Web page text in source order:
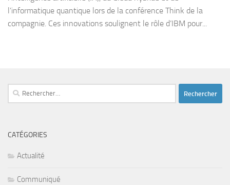
l’informatique quantique lors de la conférence Think de la
compagnie. Ces innovations soulignent le rôle d’IBM pour...
Rechercher :
CATÉGORIES
Actualité
Communiqué